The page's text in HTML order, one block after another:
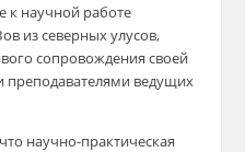
к научной работе
из северных улусов,
сопровождения своей
преподавателями ведущих
научно-практическая